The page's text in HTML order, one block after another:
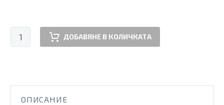
количество
за
ДОБАВЯНЕ В КОЛИЧКАТА
ОПИСАНИЕ